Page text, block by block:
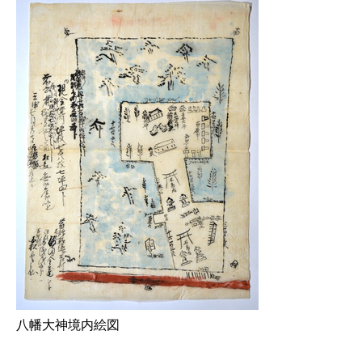
八幡大神境内絵図